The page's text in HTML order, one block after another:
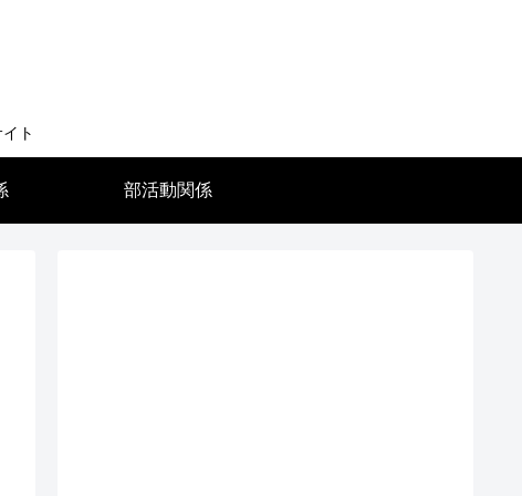
ト
部活動関係